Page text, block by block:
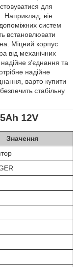
для
Наприклад, він
систем
встановлювати
Міцний корпус
від механічних
з’єднання та
надійне
варто купити
стабільну
12V
Значення